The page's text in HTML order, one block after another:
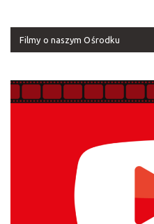
Filmy o naszym Ośrodku